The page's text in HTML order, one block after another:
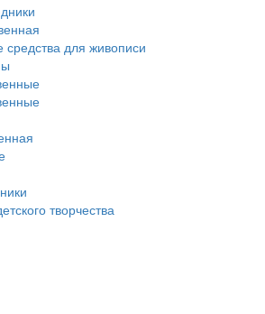
средства для живописи
творчества